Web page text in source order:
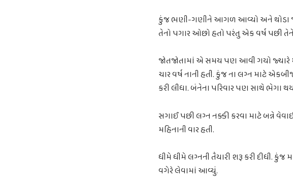
કુંજ ભણી-ગણીને આગળ આવ્યો અને થોડા જ
તેનો પગાર ઓછો હતો પરંતુ એક વર્ષ પછી
જોતજોતામાં એ સમય પણ આવી ગયો જ્યારે
ચાર વર્ષ નાની હતી. કુંજ ના લગ્ન માટે
કરી લીધા. બંનેના પરિવાર પણ સાથે ભેગા
સગાઈ પછી લગ્ન નક્કી કરવા માટે બન્ને
મહિનાની વાર હતી.
ધીમે ધીમે લગ્નની તૈયારી શરૂ કરી દીધી.
વગેરે લેવામાં આવ્યું.